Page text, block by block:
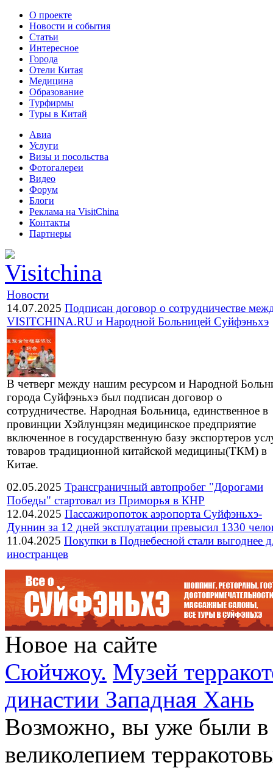
О проекте
Новости и события
Статьи
Интересное
Города
Отели Китая
Медицина
Образование
Турфирмы
Туры в Китай
Авиа
Услуги
Визы и посольства
Фотогалереи
Видео
Форум
Блоги
Реклама на VisitChina
Контакты
Партнеры
Новости
14.07.2025 Подписан договор о сотрудничестве
VISITCHINA.RU и Народной Больницей Суйфэньхэ
В четверг между нашим ресурсом и Народной
города Суйфэньхэ был подписан договор о
сотрудничестве. Народная Больница, единственное в
провинции Хэйлунцзян медицинское предприятие
включенное в государственную базу экспортеров
товаров традиционной китайской медицины(ТКМ) в
Китае.
02.05.2025 Трансграничный автопробег "Дорогами
Победы" стартовал из Приморья в КНР
12.04.2025 Пассажиропоток аэропорта Суйфэньхэ-
Дуннин за 12 дней эксплуатации превысил 1330
11.04.2025 Покупки в Поднебесной стали выгоднее
иностранцев
Новое на сайте
Сюйчжоу. Музей
династии Западная Хань
Возможно, вы уже были в
великолепием